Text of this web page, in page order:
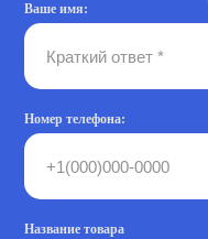
Ваше имя:
Номер телефона:
Название товара